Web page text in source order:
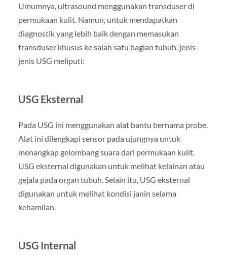
Umumnya, ultrasound menggunakan transduser di
permukaan kulit. Namun, untuk mendapatkan
diagnostik yang lebih baik dengan memasukan
transduser khusus ke salah satu bagian tubuh. jenis-
jenis USG meliputi:
USG Eksternal
Pada USG ini menggunakan alat bantu bernama probe.
Alat ini dilengkapi sensor pada ujungnya untuk
menangkap gelombang suara dari permukaan kulit.
USG eksternal digunakan untuk melihat kelainan atau
gejala pada organ tubuh. Selain itu, USG eksternal
digunakan untuk melihat kondisi janin selama
kehamilan.
USG Internal